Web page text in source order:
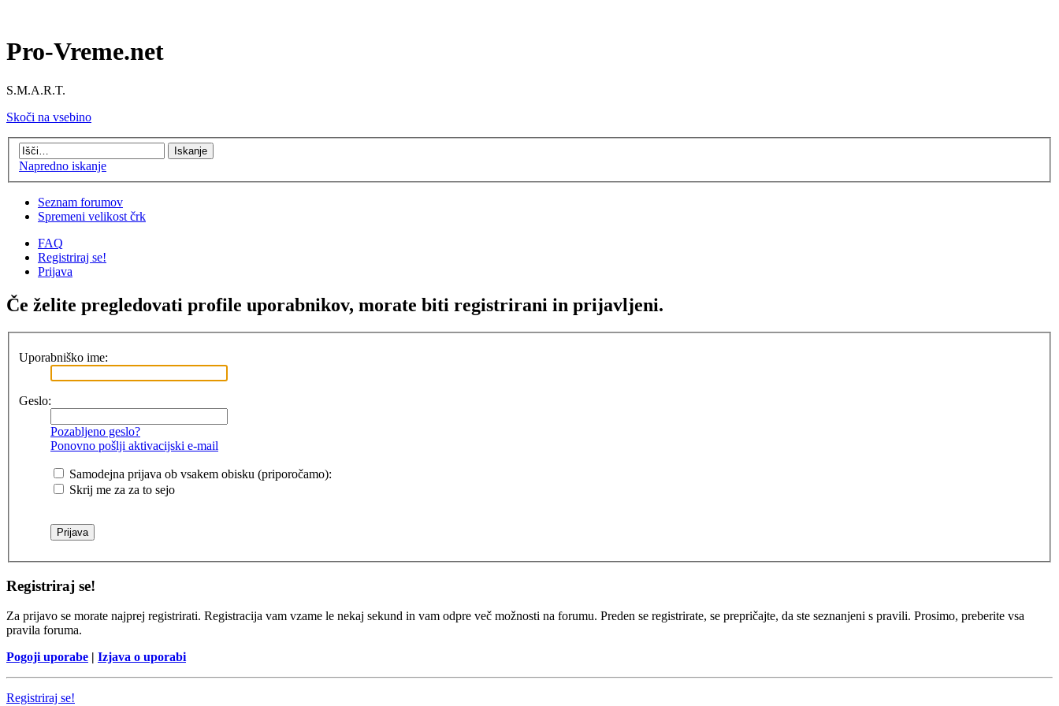
Pro-Vreme.net
S.M.A.R.T.
Skoči na vsebino
Napredno iskanje
Seznam forumov
Spremeni velikost črk
FAQ
Registriraj se!
Prijava
Če želite pregledovati profile uporabnikov, morate biti registrirani in prijavljeni.
Uporabniško ime:
Geslo:
Pozabljeno geslo?
Ponovno pošlji aktivacijski e-mail
Samodejna prijava ob vsakem obisku (priporočamo):
Skrij me za za to sejo
Registriraj se!
Za prijavo se morate najprej registrirati. Registracija vam vzame le nekaj sekund in vam odpre več možnosti na forumu. Preden se registrirate, se prepričajte, da ste seznanjeni s pravili. Prosimo, preberite vsa
pravila foruma.
Pogoji uporabe | Izjava o uporabi
Registriraj se!